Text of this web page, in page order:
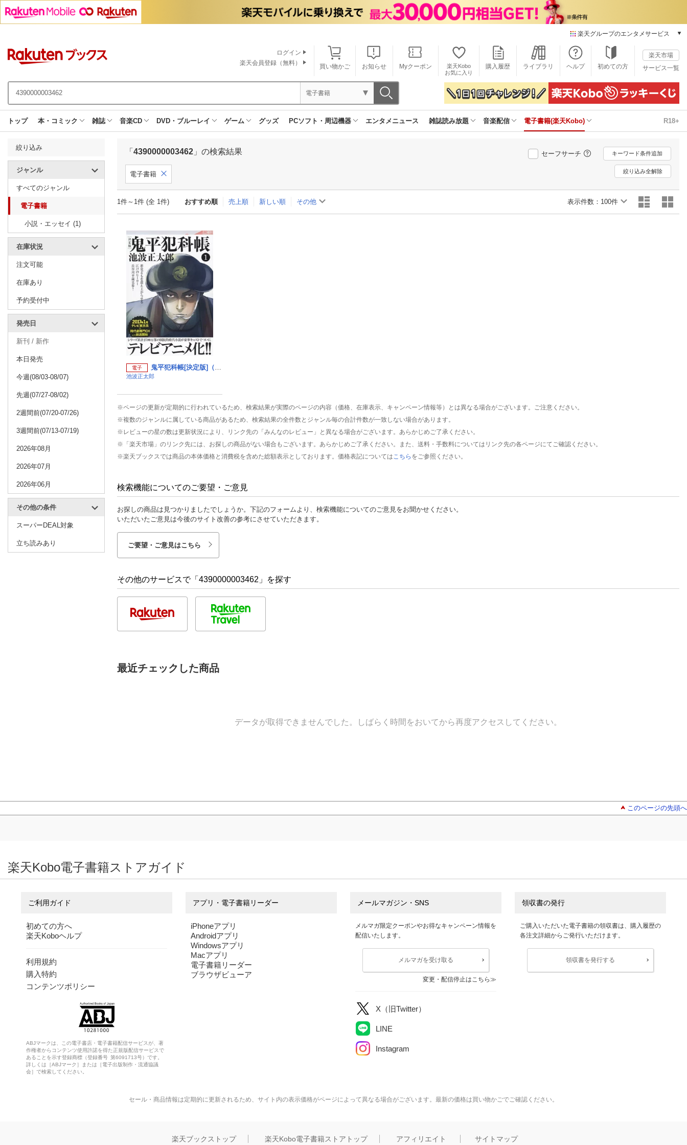
楽天グループのエンタメサービス
本/ゲーム/CD/DVD
楽天ブックス
電子書籍
楽天Kobo
雑誌読み放題
楽天ミュージック
動画配信
楽天TV
動画配信ガイド
Rチャンネル
買い物かご お知らせ Myクーポン
楽天Kobo
お気に入り
購入履歴 ライブラリ ヘルプ 初めての方
楽天市場
サービス一覧
ログイン
楽天会員登録（無料）
電子書籍
トップ 本・コミック 雑誌 音楽CD DVD・ブルーレイ ゲーム グッズ PCソフト・周辺機器 エンタメニュース 雑誌読み放題 音楽配信 電子書籍(楽天Kobo) R18+
絞り込み
ジャンル
すべてのジャンル
電子書籍
小説・エッセイ (1)
在庫状況
注文可能
在庫あり
予約受付中
発売日
新刊 / 新作
本日発売
今週(08/03-08/07)
先週(07/27-08/02)
2週間前(07/20-07/26)
3週間前(07/13-07/19)
2026年08月
2026年07月
2026年06月
その他の条件
スーパーDEAL対象
立ち読みあり
「 4390000003462 」の検索結果 セーフサーチ キーワード条件追加
電子書籍 絞り込み全解除
1件～1件 (全 1件) おすすめ順 売上順 新しい順 その他 表示件数： 100件
電子 鬼平犯科帳[決定版]（一） （文春文庫）
池波正太郎
※ページの更新が定期的に行われているため、検索結果が実際のページの内容（価格、在庫表示、キャンペーン情報等）とは異なる場合がございます。ご注意ください。
※複数のジャンルに属している商品があるため、検索結果の全件数とジャンル毎の合計件数が一致しない場合があります。
※レビューの星の数は更新状況により、リンク先の「みんなのレビュー」と異なる場合がございます。あらかじめご了承ください。
※「楽天市場」のリンク先には、お探しの商品がない場合もございます。あらかじめご了承ください。また、送料・手数料についてはリンク先の各ページにてご確認ください。
※楽天ブックスでは商品の本体価格と消費税を含めた総額表示としております。価格表記については こちら をご参照ください。
検索機能についてのご要望・ご意見
お探しの商品は見つかりましたでしょうか。下記のフォームより、検索機能についてのご意見をお聞かせください。
いただいたご意見は今後のサイト改善の参考にさせていただきます。
ご要望・ご意見はこちら
その他のサービスで「4390000003462」を探す
最近チェックした商品
データが取得できませんでした。しばらく時間をおいてから再度アクセスしてください。
このページの先頭へ
楽天Kobo電子書籍ストアガイド
ご利用ガイド
初めての方へ
楽天Koboヘルプ
利用規約
購入特約
コンテンツポリシー
ABJマークは、この電子書店・電子書籍配信サービスが、著
作権者からコンテンツ使用許諾を得た正規版配信サービスで
あることを示す登録商標（登録番号 第6091713号）です。
詳しくは［ABJマーク］または［電子出版制作・流通協議
会］で検索してください。
アプリ・電子書籍リーダー
iPhoneアプリ
Androidアプリ
Windowsアプリ
Macアプリ
電子書籍リーダー
ブラウザビューア
メールマガジン・SNS
メルマガ限定クーポンやお得なキャンペーン情報を
配信いたします。
メルマガを受け取る
変更・配信停止はこちら
X（旧Twitter）
LINE
Instagram
領収書の発行
ご購入いただいた電子書籍の領収書は、購入履歴の
各注文詳細からご発行いただけます。
領収書を発行する
セール・商品情報は定期的に更新されるため、サイト内の表示価格がページによって異なる場合がございます。最新の価格は買い物かごでご確認ください。
楽天ブックストップ 楽天Kobo電子書籍ストアトップ アフィリエイト サイトマップ